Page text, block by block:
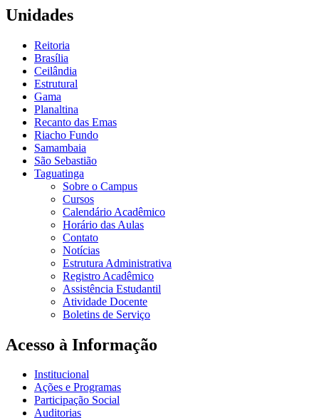
Unidades
Reitoria
Brasília
Ceilândia
Estrutural
Gama
Planaltina
Recanto das Emas
Riacho Fundo
Samambaia
São Sebastião
Taguatinga
Sobre o Campus
Cursos
Calendário Acadêmico
Horário das Aulas
Contato
Notícias
Estrutura Administrativa
Registro Acadêmico
Assistência Estudantil
Atividade Docente
Boletins de Serviço
Acesso à Informação
Institucional
Ações e Programas
Participação Social
Auditorias